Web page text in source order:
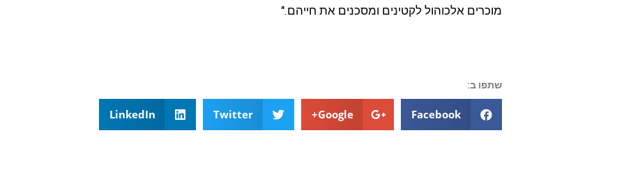
מוכרים אלכוהול לקטינים ומסכנים את חייהם."
שתפו ב:
Facebook
Google+
Twitter
LinkedIn